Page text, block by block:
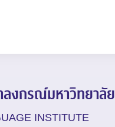
ลงกรณ์มหาวิทยาลัย
INSTITUTE